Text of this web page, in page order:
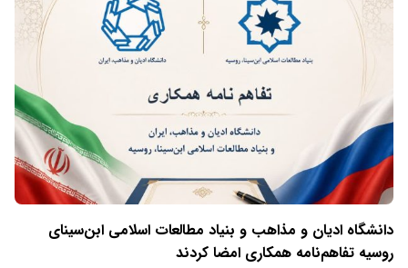
دانشگاه ادیان و مذاهب و بنیاد مطالعات اسلامی ابن‌سینای
روسیه تفاهم‌نامه همکاری امضا کردند